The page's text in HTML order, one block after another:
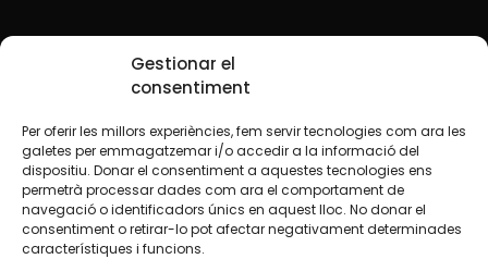
Gestionar el
consentiment
Per oferir les millors experiències, fem servir tecnologies com ara les
galetes per emmagatzemar i/o accedir a la informació del
dispositiu. Donar el consentiment a aquestes tecnologies ens
permetrà processar dades com ara el comportament de
navegació o identificadors únics en aquest lloc. No donar el
consentiment o retirar-lo pot afectar negativament determinades
característiques i funcions.
Xarxes Socials
TWT YTB IG FB IN
Avís legalPolítica de cookies